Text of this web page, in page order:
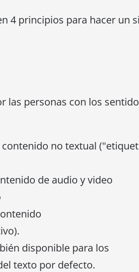
4 principios para hacer un
las personas con los
no textual
de audio y video
disponible para los
texto por defecto.